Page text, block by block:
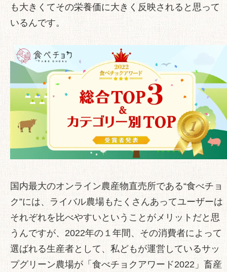
も大きくてその栄養価に大きく反映されると思って
いるんです。
国内最大のオンライン農産物直売所である“食べチョ
ク”には、ライバル農場もたくさんあってユーザーは
それぞれを比べやすいということがメリットだと思
うんですが、2022年の１年間、その消費者によって
選ばれる生産者として、私どもが運営しているサッ
プグリーン農場が「食べチョクアワード2022」畜産